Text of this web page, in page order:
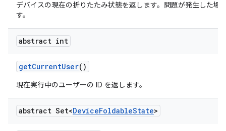
デバイスの現在の折りたたみ状態を返します。問題が発生した場
す。
abstract int
getCurrentUser()
現在実行中のユーザーの ID を返します。
abstract Set<DeviceFoldableState>